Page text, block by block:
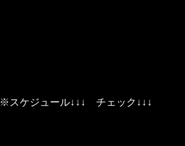
※スケジュール↓↓↓ チェック↓↓↓